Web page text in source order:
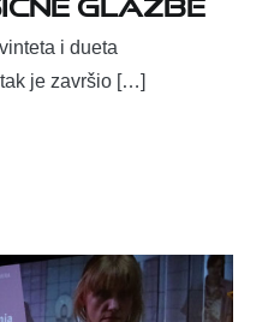
i dueta
je završio […]